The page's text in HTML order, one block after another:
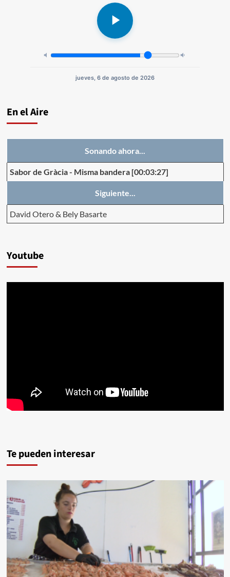
jueves, 6 de agosto de 2026
En el Aire
Sonando ahora...
Sabor de Gràcia- Misma bandera [00:03:27]
Siguiente...
David Otero & Bely Basarte
Youtube
Te pueden interesar